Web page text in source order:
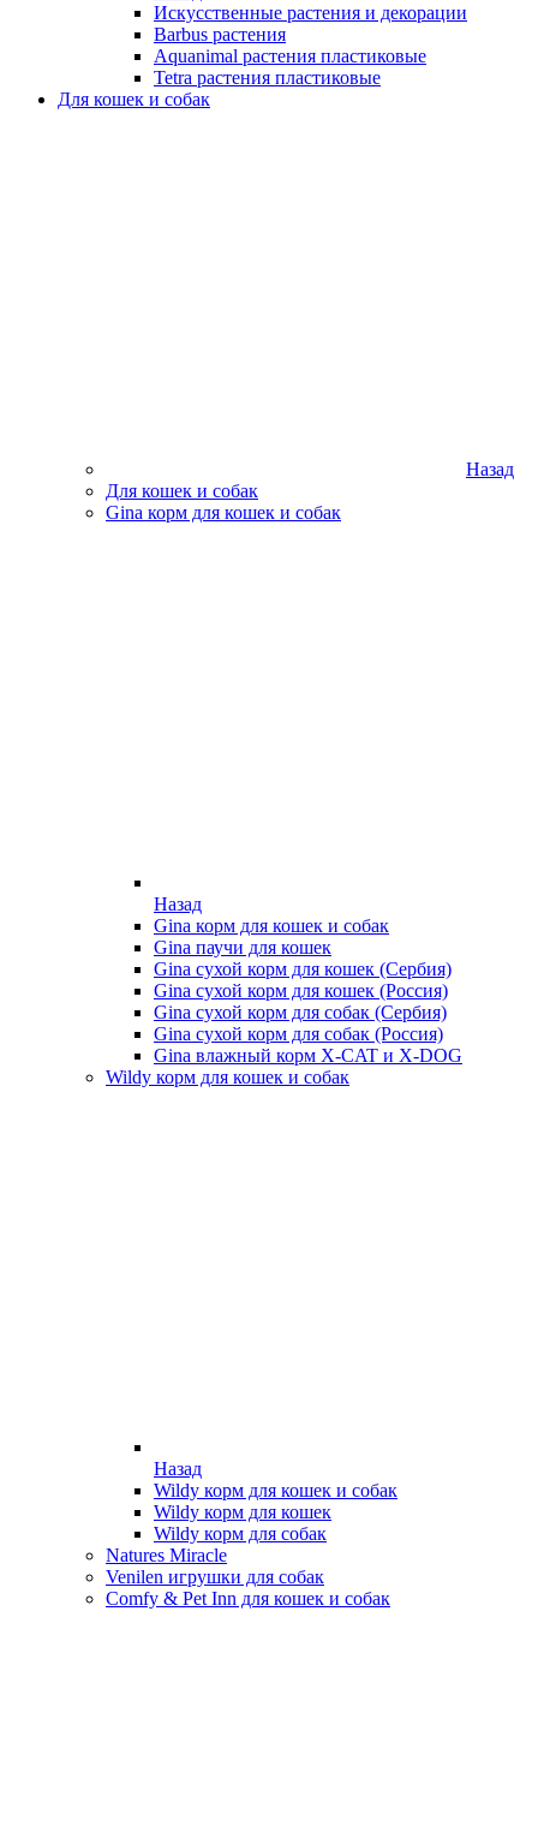
Искусственные растения и декорации
Barbus растения
Aquanimal растения пластиковые
Tetra растения пластиковые
Для кошек и собак
Назад
Для кошек и собак
Gina корм для кошек и собак
Назад
Gina корм для кошек и собак
Gina паучи для кошек
Gina сухой корм для кошек (Сербия)
Gina сухой корм для кошек (Россия)
Gina сухой корм для собак (Сербия)
Gina сухой корм для собак (Россия)
Gina влажный корм X-CAT и X-DOG
Wildy корм для кошек и собак
Назад
Wildy корм для кошек и собак
Wildy корм для кошек
Wildy корм для собак
Natures Miracle
Venilen игрушки для собак
Comfy & Pet Inn для кошек и собак